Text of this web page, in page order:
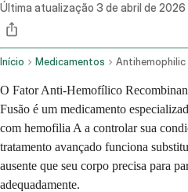
Última atualização 3 de abril de 2026
Início Medicamentos
O Fator Anti-Hemofílico
Fusão é um medicamento
com hemofilia A a controlar sua
tratamento avançado funciona
ausente que seu corpo precisa para
adequadamente.